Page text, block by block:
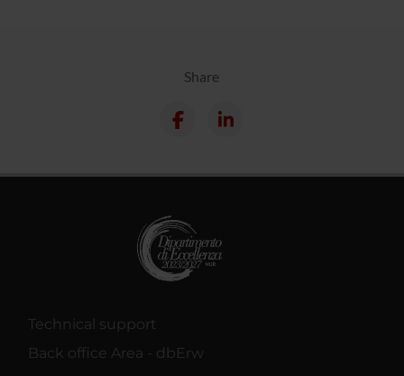
Share
Technical support
Back office Area - dbErw